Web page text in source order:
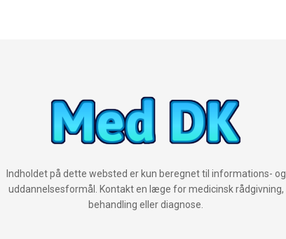
Indholdet på dette websted er kun beregnet til informations- og
uddannelsesformål. Kontakt en læge for medicinsk rådgivning,
behandling eller diagnose.